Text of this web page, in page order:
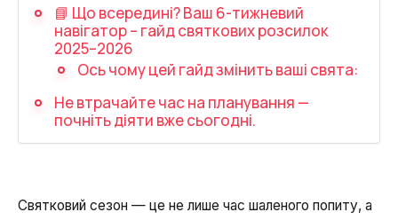
Запис телефонних розмов
Мовна аналітика
UniTalk Contact Center
SIP-телефонія
Голосовий AI-агент
📘 Що всередині? Ваш 6-тижневий
навігатор – гайд святкових розсилок
2025–2026
Ось чому цей гайд змінить ваші свята:
Не втрачайте час на планування —
почніть діяти вже сьогодні.
Святковий сезон — це не лише час шаленого попиту, а